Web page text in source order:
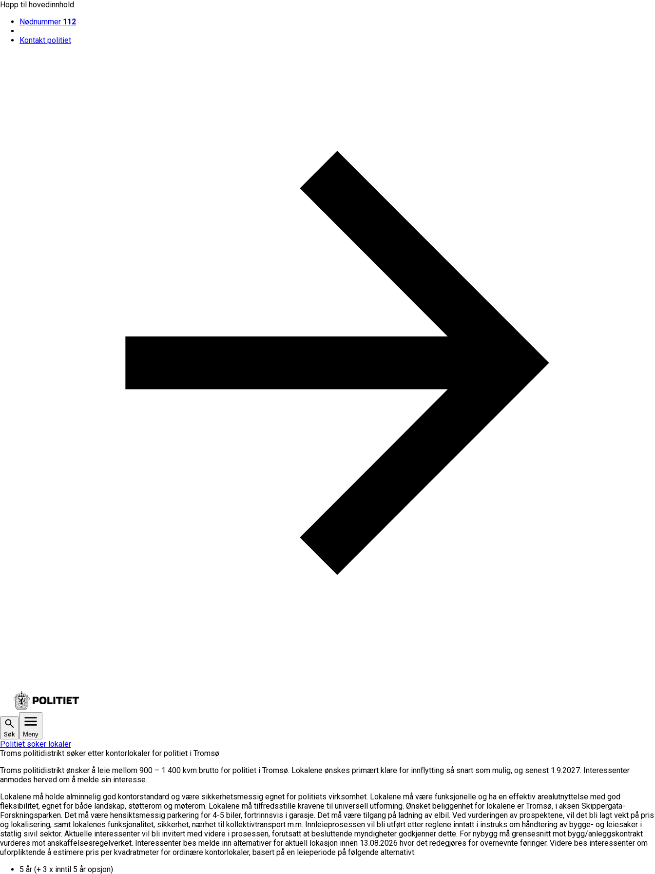
Hopp til hovedinnhold
Nødnummer 112
Kontakt politiet
Søk Meny
Politiet soker lokaler
Troms politidistrikt søker etter kontorlokaler for politiet i Tromsø
Troms politidistrikt ønsker å leie mellom 900 – 1 400 kvm brutto for politiet i Tromsø. Lokalene ønskes primært klare for innflytting så snart som mulig, og senest 1.9.2027. Interessenter
anmodes herved om å melde sin interesse.
Lokalene må holde alminnelig god kontorstandard og være sikkerhetsmessig egnet for politiets virksomhet. Lokalene må være funksjonelle og ha en effektiv arealutnyttelse med god
fleksibilitet, egnet for både landskap, støtterom og møterom. Lokalene må tilfredsstille kravene til universell utforming. Ønsket beliggenhet for lokalene er Tromsø, i aksen Skippergata-
Forskningsparken. Det må være hensiktsmessig parkering for 4-5 biler, fortrinnsvis i garasje. Det må være tilgang på ladning av elbil. Ved vurderingen av prospektene, vil det bli lagt vekt på pris
og lokalisering, samt lokalenes funksjonalitet, sikkerhet, nærhet til kollektivtransport m.m. Innleieprosessen vil bli utført etter reglene inntatt i instruks om håndtering av bygge- og leiesaker i
statlig sivil sektor. Aktuelle interessenter vil bli invitert med videre i prosessen, forutsatt at besluttende myndigheter godkjenner dette. For nybygg må grensesnitt mot bygg/anleggskontrakt
vurderes mot anskaffelsesregelverket. Interessenter bes melde inn alternativer for aktuell lokasjon innen 13.08.2026 hvor det redegjøres for overnevnte føringer. Videre bes interessenter om
uforpliktende å estimere pris per kvadratmeter for ordinære kontorlokaler, basert på en leieperiode på følgende alternativt:
5 år (+ 3 x inntil 5 år opsjon)